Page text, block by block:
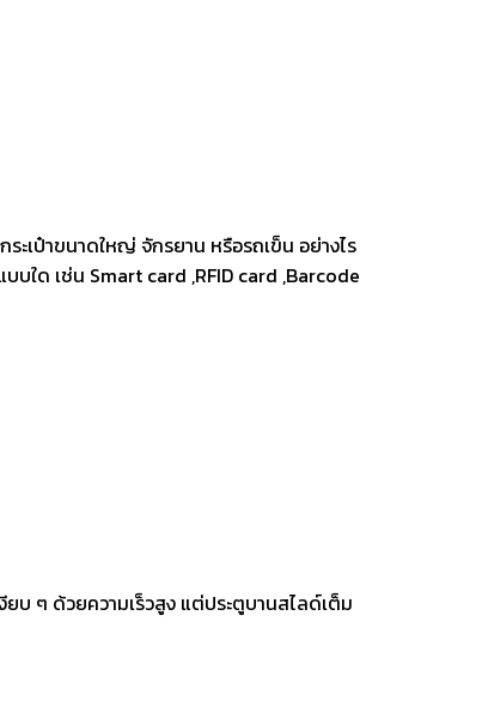
ะเป๋าขนาดใหญ่ จักรยาน หรือรถเข็น อย่างไร
บใด เช่น Smart card ,RFID card ,Barcode
บ ๆ ด้วยความเร็วสูง แต่ประตูบานสไลด์เต็ม